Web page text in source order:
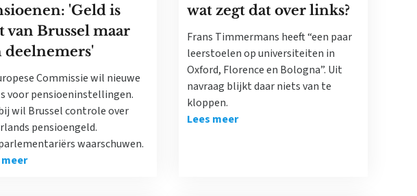
'Geld is
van Brussel maar
deelnemers'
Commissie wil nieuwe
voor pensioeninstellingen.
wil Brussel controle over
pensioengeld.
waarschuwen.
meer
wat zegt dat over links?
Frans Timmermans heeft “een paar
leerstoelen op universiteiten in
Oxford, Florence en Bologna”. Uit
navraag blijkt daar niets van te
kloppen.
Lees meer